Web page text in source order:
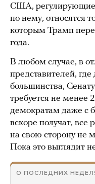
США, регулирующие
по нему, относятся
которым Трамп
года.
В любом случае, в
представителей, где
большинства,
требуется не менее
демократам даже с
вскоре получат, все
на свою сторону не
Пока это выглядит
О ПОСЛЕДНИХ